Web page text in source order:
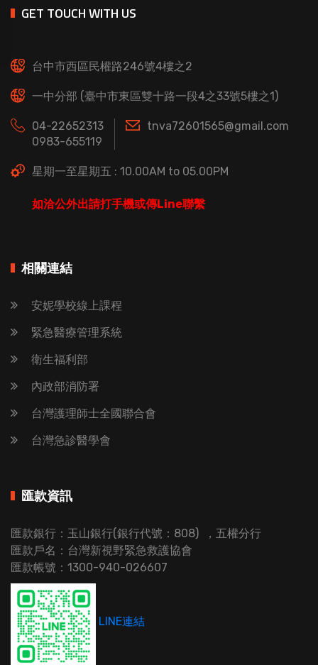
GET TOUCH WITH US
台中市西區民權路246號4樓之2
一中分部 (臺中市東區雙十路一段4之33號5樓之1)
04-22652313
0983-655119
tnva72601565@gmail.com
星期一至星期五 : 10.00AM to 05.00PM
如洽公外出請打手機或傳Line聯繫
相關連結
安妮學校線上課程
緊急醫療管理系統
衛生福利部
內政部消防署
台灣護理師士全國聯合會
台灣急診醫學會
匯款資訊
匯款銀行：玉山銀行(銀行代號：808) ，五權分行
匯款戶名：台灣新視野緊急救護協會
匯款帳號：1300-940-026607
LINE連結